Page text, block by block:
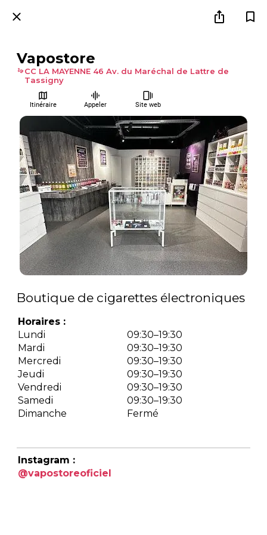
Vapostore
CC LA MAYENNE 46 Av. du Maréchal de Lattre de
Tassigny
Itinéraire Appeler Site web
Boutique de cigarettes électroniques
Horaires :
Lundi
09:30–19:30
Mardi
09:30–19:30
Mercredi
09:30–19:30
Jeudi
09:30–19:30
Vendredi
09:30–19:30
Samedi
09:30–19:30
Dimanche
Fermé
Instagram :
@vapostoreoficiel